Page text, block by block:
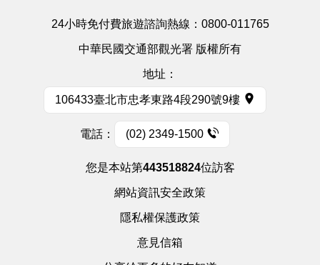
24小時免付費旅遊諮詢熱線： 0800-011765
中華民國交通部觀光署 版權所有
地址：
106433臺北市忠孝東路4段290號9樓
電話： (02) 2349-1500
您是本站第443518824位訪客
網站資訊安全政策
隱私權保護政策
意見信箱